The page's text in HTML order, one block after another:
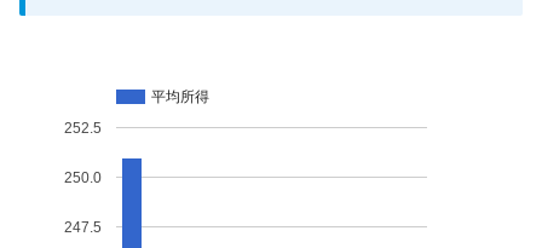
平均所得
247.5
250.0
252.5